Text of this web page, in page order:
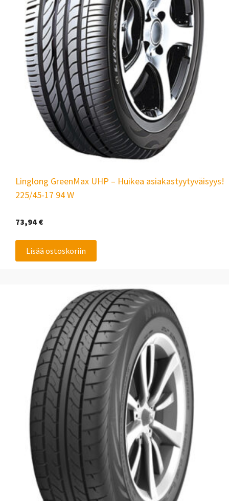
Linglong GreenMax UHP – Huikea asiakastyytyväisyys!
225/45-17 94 W
73,94 €
Lisää ostoskoriin